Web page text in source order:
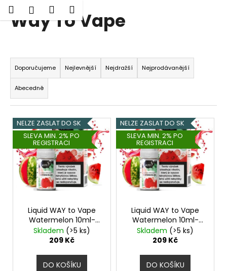
Přejít
HledatPřihlášení
Nákupní
košík
Way To Vape
Ř
a
z
e
n
í
p
r
o
Doporučujeme Nejlevnější Nejdražší Nejprodávanější
Abecedně
V
ý
p
NELZE ZASLAT DO SK
SLEVA MIN. 2% PO
REGISTRACI
Liquid WAY to Vape
Watermelon 10ml-
6mg
Skladem (>5 ks)
209 Kč
DO KOŠÍKU
NELZE ZASLAT DO SK
SLEVA MIN. 2% PO
REGISTRACI
Liquid WAY to Vape
Watermelon 10ml-
3mg
Skladem (>5 ks)
209 Kč
DO KOŠÍKU
o Zpět
Zpět
C
o
p
o
t
ř
e
b
u